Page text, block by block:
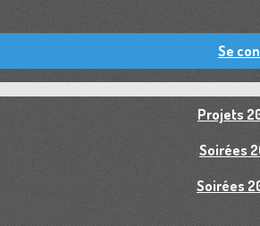
Se
Projets
Soirées
Soirées